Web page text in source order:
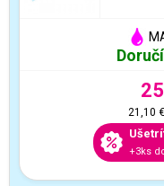
21,10 €
+3ks